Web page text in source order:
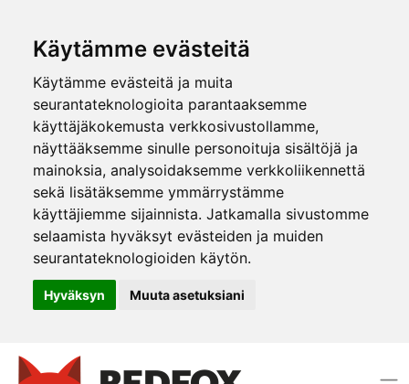
Käytämme evästeitä
Käytämme evästeitä ja muita
seurantateknologioita parantaaksemme
käyttäjäkokemusta verkkosivustollamme,
näyttääksemme sinulle personoituja sisältöjä ja
mainoksia, analysoidaksemme verkkoliikennettä
sekä lisätäksemme ymmärrystämme
käyttäjiemme sijainnista. Jatkamalla sivustomme
selaamista hyväksyt evästeiden ja muiden
seurantateknologioiden käytön.
Hyväksyn Muuta asetuksiani